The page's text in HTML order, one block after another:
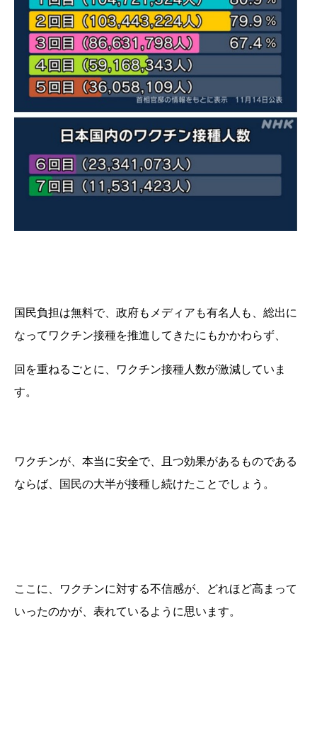
国民負担は無料で、政府もメディアも有名人も、総出に
なってワクチン接種を推進してきたにもかかわらず、
回を重ねるごとに、ワクチン接種人数が激減していま
す。
ワクチンが、本当に安全で、且つ効果があるものである
ならば、国民の大半が接種し続けたことでしょう。
ここに、ワクチンに対する不信感が、どれほど高まって
いったのかが、表れているように思います。